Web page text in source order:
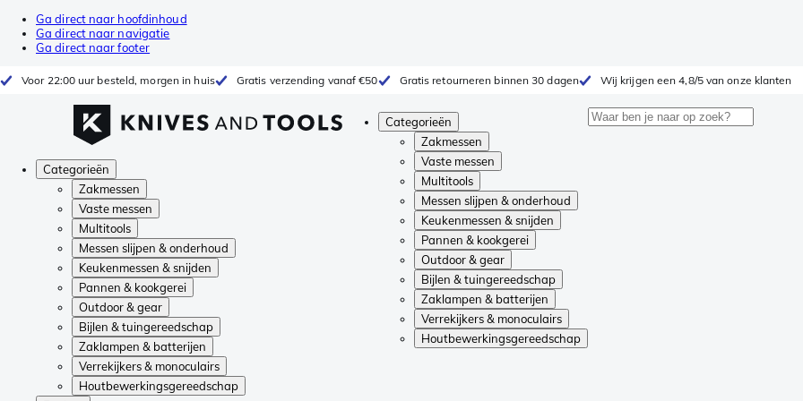
Ga direct naar hoofdinhoud
Ga direct naar navigatie
Ga direct naar footer
Voor 22:00 uur besteld, morgen in huis Gratis verzending vanaf €50 Gratis retourneren binnen 30 dagen Wij krijgen een 4,8/5 van onze klanten
Categorieën
Zakmessen
Vaste messen
Multitools
Messen slijpen & onderhoud
Keukenmessen & snijden
Pannen & kookgerei
Outdoor & gear
Bijlen & tuingereedschap
Zaklampen & batterijen
Verrekijkers & monoculairs
Houtbewerkingsgereedschap
Categorieën
Zakmessen
Vaste messen
Multitools
Messen slijpen & onderhoud
Keukenmessen & snijden
Pannen & kookgerei
Outdoor & gear
Bijlen & tuingereedschap
Zaklampen & batterijen
Verrekijkers & monoculairs
Houtbewerkingsgereedschap